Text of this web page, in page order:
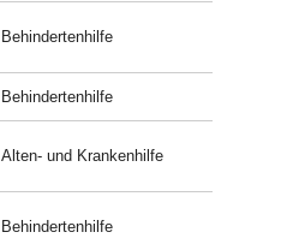
Behindertenhilfe
Behindertenhilfe
Alten- und Krankenhilfe
Behindertenhilfe